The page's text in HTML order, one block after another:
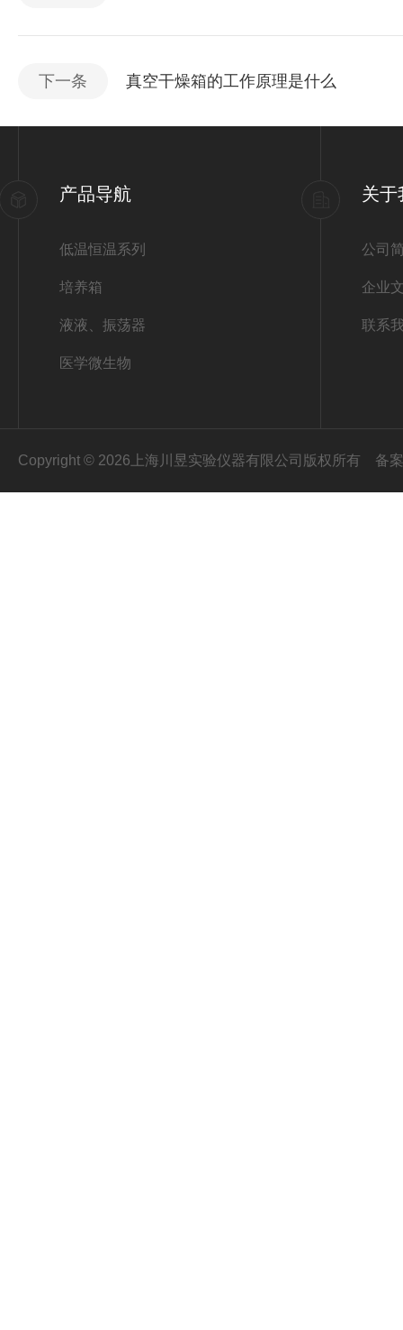
下一条 真空干燥箱的工作原理是什么
产品导航
低温恒温系列
培养箱
液液、振荡器
医学微生物
关于
公司
企业
联系
Copyright © 2026上海川昱实验仪器有限公司版权所有 备